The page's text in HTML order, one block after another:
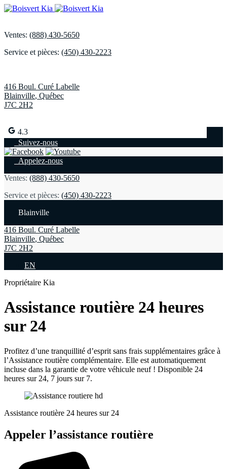
Ventes: (888) 430-5650
Service et pièces: (450) 430-2223
416 Boul. Curé Labelle
Blainville, Québec
J7C 2H2
4.3
Suivez-nous
Appelez-nous
Ventes: (888) 430-5650
Service et pièces: (450) 430-2223
Blainville
416 Boul. Curé Labelle
Blainville, Québec
J7C 2H2
EN
Propriétaire Kia
Assistance routière 24 heures
sur 24
Profitez d’une tranquillité d’esprit sans frais supplémentaires grâce à
l’Assistance routière complémentaire. Elle est automatiquement
incluse dans la garantie de votre véhicule neuf ! Disponible 24
heures sur 24, 7 jours sur 7.
Assistance routière 24 heures sur 24
Appeler l’assistance routière